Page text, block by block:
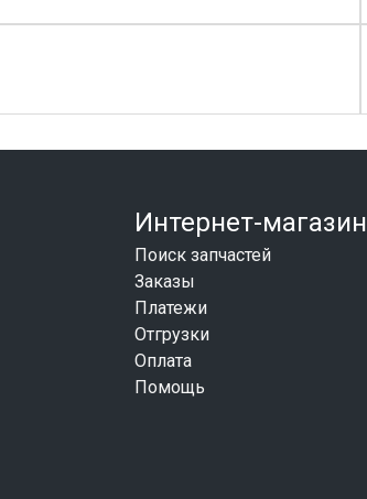
Интернет-магазин
Поиск запчастей
Заказы
Платежи
Отгрузки
Оплата
Помощь